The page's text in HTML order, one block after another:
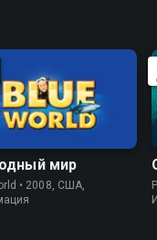
мир
• 2008, США,